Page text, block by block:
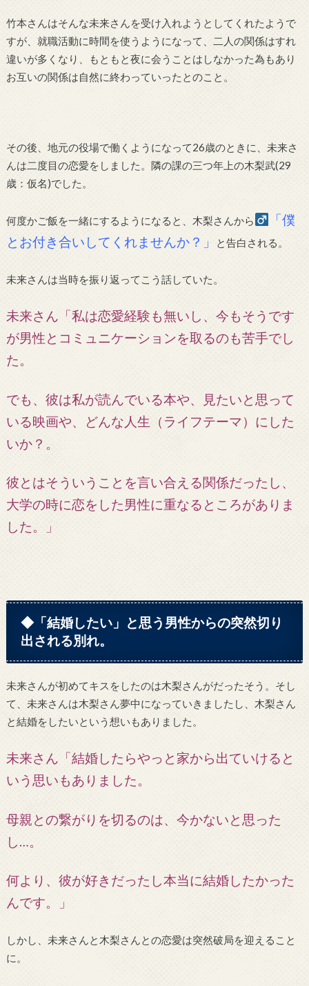
竹本さんはそんな未来さんを受け入れようとしてくれたようで
すが、就職活動に時間を使うようになって、二人の関係はすれ
違いが多くなり、もともと夜に会うことはしなかった為もあり
お互いの関係は自然に終わっていったとのこと。
その後、地元の役場で働くようになって26歳のときに、未来さ
んは二度目の恋愛をしました。隣の課の三つ年上の木梨武(29
歳：仮名)でした。
何度かご飯を一緒にするようになると、木梨さんから
「僕
とお付き合いしてくれませんか？」
と告白される。
未来さんは当時を振り返ってこう話していた。
未来さん「私は恋愛経験も無いし、今もそうです
が男性とコミュニケーションを取るのも苦手でし
た。
でも、彼は私が読んでいる本や、見たいと思って
いる映画や、どんな人生（ライフテーマ）にした
いか？。
彼とはそういうことを言い合える関係だったし、
大学の時に恋をした男性に重なるところがありま
した。」
◆「結婚したい」と思う男性からの突然切り
出される別れ。
未来さんが初めてキスをしたのは木梨さんがだったそう。そし
て、未来さんは木梨さん夢中になっていきましたし、木梨さん
と結婚をしたいという想いもありました。
未来さん「結婚したらやっと家から出ていけると
いう思いもありました。
母親との繋がりを切るのは、今かないと思った
し…。
何より、彼が好きだったし本当に結婚したかった
んです。
」
しかし、未来さんと木梨さんとの恋愛は突然破局を迎えること
に。